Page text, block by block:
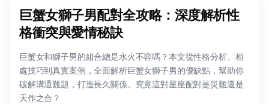
巨蟹女獅子男配對全攻略：深度解析性
格衝突與愛情秘訣
巨蟹女和獅子男的組合總是水火不容嗎？本文從性格分析、相
處技巧到真實案例，全面解析巨蟹女獅子男的優缺點，幫助你
破解溝通難題，打造長久關係。究竟這對星座配對是災難還是
天作之合？